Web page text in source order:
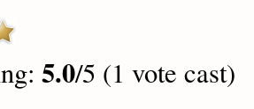
5.0/5 (1 vote cast)